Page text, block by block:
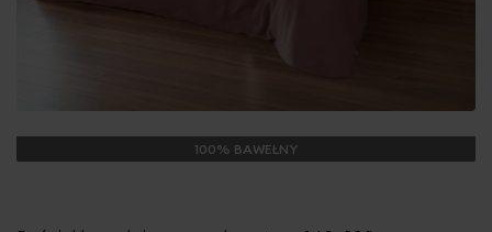
100% BAWEŁNY